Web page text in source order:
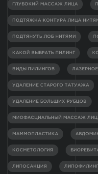
ГЛУБОКИЙ МАССАЖ ЛИЦА
ПОДТЯЖКА КОНТУРА ЛИЦА
ПОДТЯНУТЬ ЛОБ НИТЯМИ
КАКОЙ ВЫБРАТЬ ПИЛИНГ
ВИДЫ ПИЛИНГОВ
УДАЛЕНИЕ СТАРОГО ТАТУАЖА
УДАЛЕНИЕ БОЛЬШИХ РУБЦОВ
МИОФАСЦИАЛЬНЫЙ МАССАЖ
МАММОПЛАСТИКА
КОСМЕТОЛОГИЯ
ЛИПОСАКЦИЯ ЛИПОФИЛИНГ